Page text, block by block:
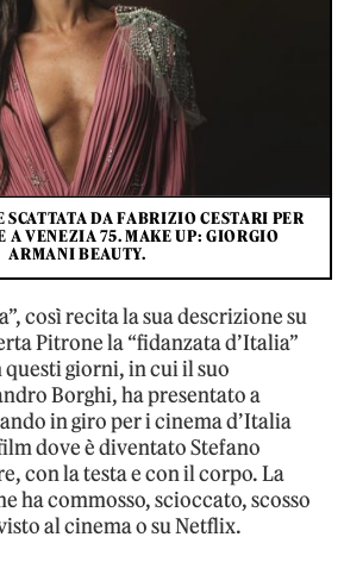
DA FABRIZIO CESTARI PER
A VENEZIA 75. MAKE UP: GIORGIO
ARMANI BEAUTY.
così recita la sua descrizione su
Pitrone la “fidanzata d’Italia”
questi giorni, in cui il suo
Borghi, ha presentato a
in giro per i cinema d’Italia
dove è diventato Stefano
con la testa e con il corpo. La
ha commosso, scioccato, scosso
al cinema o su Netflix.